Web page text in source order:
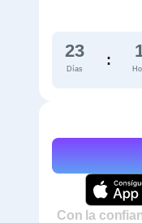
23
Días
:
Con la